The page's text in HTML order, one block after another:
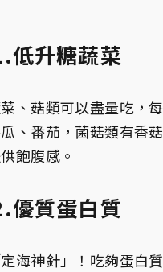
低升糖蔬菜
、菇類可以盡量吃，
、番茄，菌菇類有香
飽腹感。
優質蛋白質
海神針」！吃夠蛋白